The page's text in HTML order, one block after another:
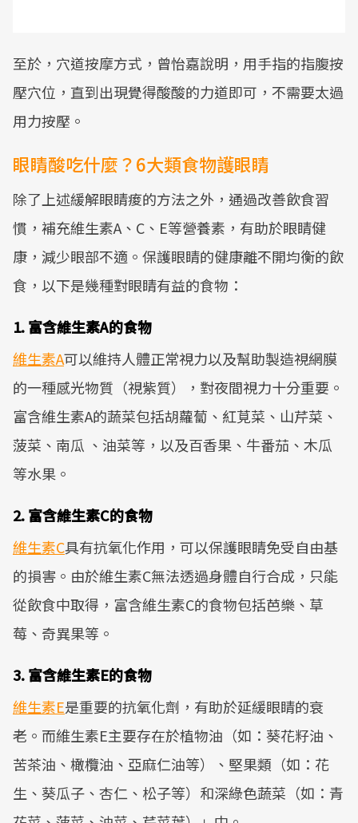
至於，穴道按摩方式，曾怡嘉說明，用手指的指腹按
壓穴位，直到出現覺得酸酸的力道即可，不需要太過
用力按壓。
眼睛酸吃什麼？6大類食物護眼睛
除了上述緩解眼睛痠的方法之外，通過改善飲食習
慣，補充維生素A、C、E等營養素，有助於眼睛健
康，減少眼部不適。保護眼睛的健康離不開均衡的飲
食，以下是幾種對眼睛有益的食物：
1. 富含維生素A的食物
維生素A可以維持人體正常視力以及幫助製造視網膜
的一種感光物質（視紫質），對夜間視力十分重要。
富含維生素A的蔬菜包括胡蘿蔔、紅莧菜、山芹菜、
菠菜、南瓜 、油菜等，以及百香果、牛番茄、木瓜
等水果。
2. 富含維生素C的食物
維生素C具有抗氧化作用，可以保護眼睛免受自由基
的損害。由於維生素C無法透過身體自行合成，只能
從飲食中取得，富含維生素C的食物包括芭樂、草
莓、奇異果等。
3. 富含維生素E的食物
維生素E是重要的抗氧化劑，有助於延緩眼睛的衰
老。而維生素E主要存在於植物油（如：葵花籽油、
苦茶油、橄欖油、亞麻仁油等）、堅果類（如：花
生、葵瓜子、杏仁、松子等）和深綠色蔬菜（如：青